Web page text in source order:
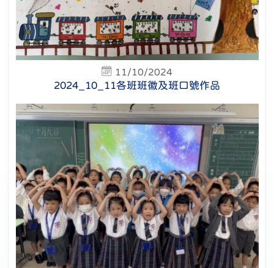
11/10/2024
2024_10_11各班班徽及班口號作品